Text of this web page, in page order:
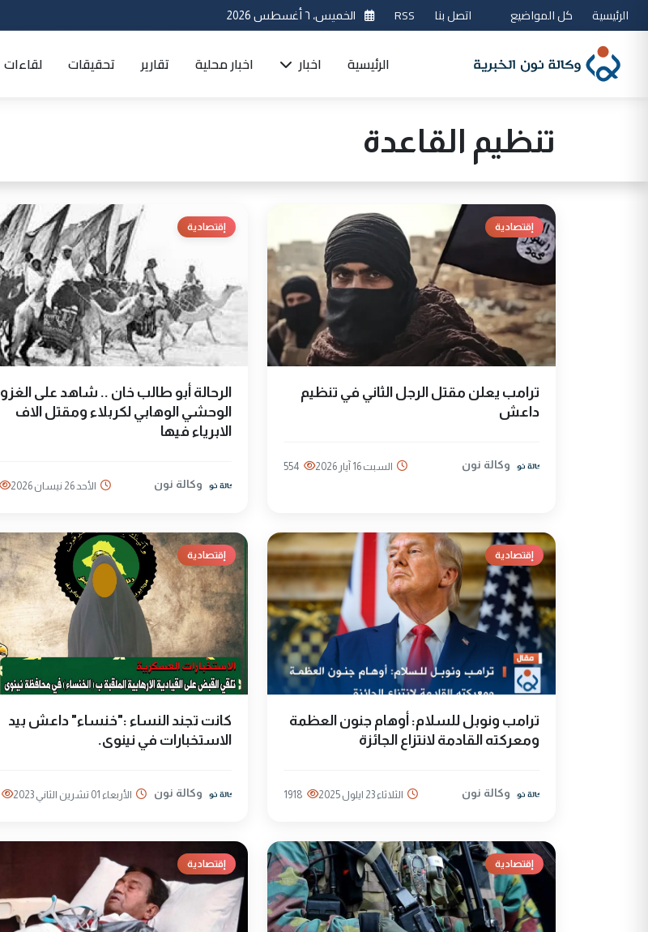
الرئيسية كل المواضيع اتصل بنا RSS الخميس، ٦ أغسطس 2026
الرئيسية اخبار اخبار محلية تقارير تحقيقات لقاءات
تنظيم القاعدة
إقتصادية
ترامب يعلن مقتل الرجل الثاني في تنظيم
داعش
وكالة نون السبت 16 آيار 2026 554
إقتصادية
الرحالة أبو طالب خان .. شاهد على الغزو
الوحشي الوهابي لكربلاء ومقتل الاف
الابرياء فيها
وكالة نون الأحد 26 نيسان 2026
إقتصادية
ترامب ونوبل للسلام: أوهام جنون العظمة
ومعركته القادمة لانتزاع الجائزة
وكالة نون الثلاثاء 23 ايلول 2025 1918
إقتصادية
كانت تجند النساء :"خنساء" داعش بيد
الاستخبارات في نينوى.
وكالة نون الأربعاء 01 تشرين الثاني 2023
إقتصادية إقتصادية